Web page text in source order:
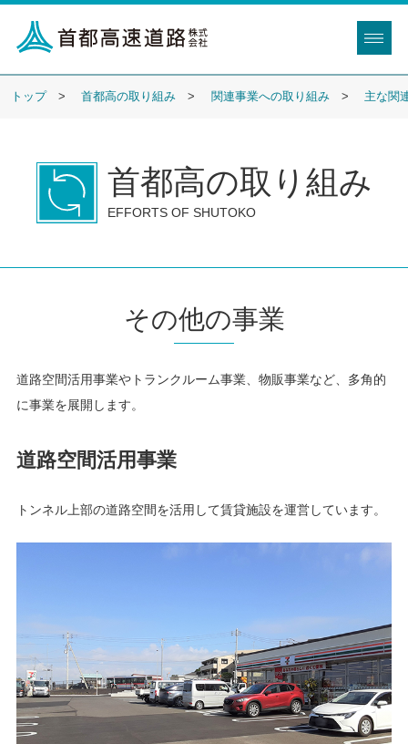
トップ 首都高の取り組み 関連事業への取り組み 主な関
首都高の取り組み
EFFORTS OF SHUTOKO
その他の事業
道路空間活用事業やトランクルーム事業、物販事業など、多角的
に事業を展開します。
道路空間活用事業
トンネル上部の道路空間を活用して賃貸施設を運営しています。